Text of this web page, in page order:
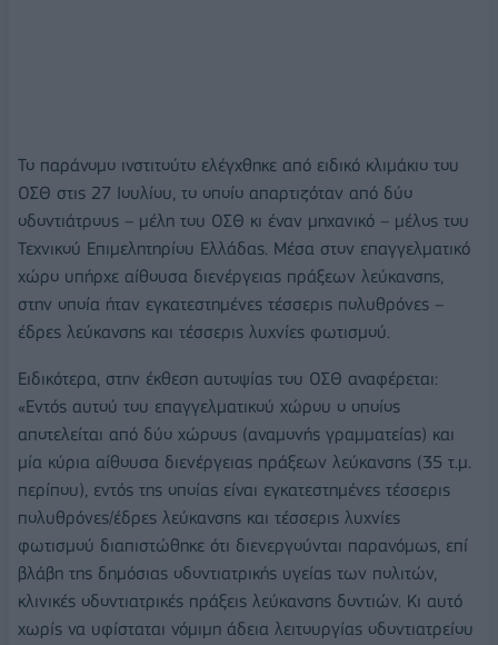
Το παράνομο ινστιτούτο ελέγχθηκε από ειδικό κλιμάκιο του
ΟΣΘ στις 27 Ιουλίου, το οποίο απαρτιζόταν από δύο
οδοντιάτρους – μέλη του ΟΣΘ κι έναν μηχανικό – μέλος του
Τεχνικού Επιμελητηρίου Ελλάδας. Μέσα στον επαγγελματικό
χώρο υπήρχε αίθουσα διενέργειας πράξεων λεύκανσης,
στην οποία ήταν εγκατεστημένες τέσσερις πολυθρόνες –
έδρες λεύκανσης και τέσσερις λυχνίες φωτισμού.
Ειδικότερα, στην έκθεση αυτοψίας του ΟΣΘ αναφέρεται:
«Εντός αυτού του επαγγελματικού χώρου ο οποίος
αποτελείται από δύο χώρους (αναμονής γραμματείας) και
μία κύρια αίθουσα διενέργειας πράξεων λεύκανσης (35 τ.μ.
περίπου), εντός της οποίας είναι εγκατεστημένες τέσσερις
πολυθρόνες/έδρες λεύκανσης και τέσσερις λυχνίες
φωτισμού διαπιστώθηκε ότι διενεργούνται παρανόμως, επί
βλάβη της δημόσιας οδοντιατρικής υγείας των πολιτών,
κλινικές οδοντιατρικές πράξεις λεύκανσης δοντιών. Κι αυτό
χωρίς να υφίσταται νόμιμη άδεια λειτουργίας οδοντιατρείου